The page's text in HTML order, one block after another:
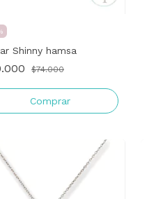
Shinny hamsa
$74.000
Comprar